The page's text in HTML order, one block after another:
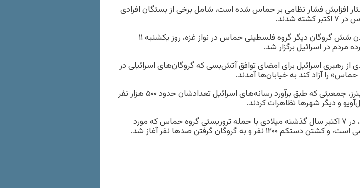
افزایش فشار نظامی بر حماس شده است، شامل برخی از بستگان افرادی
شدند.
در واکنش به‌کشته شدن شش گروگان دیگر گروه فلسطینی حماس در نواز غزه، روز یکشنبه ۱۱
مردم در اسرائیل برگزار شد.
از رهبری اسرائیل برای امضای توافق آتش‌بسی که گروگان‌های اسرائیلی در
را آزاد ‌کند به خیابان‌ها آمدند.
به گزارش خبرگزاری رویترز، جمعیتی که طبق برآورد رسانه‌های اسرائیل تعدادشان حدود ۵۰۰ هزار نفر
و دیگر شهرها تظاهرات کردند.
جنگ جاری در نوار غزه، در ۷ اکتبر سال گذشته میلادی با حمله تروریستی گروه حماس که مورد
نفر و به گروگان گرفتن صدها نفر آغاز شد.